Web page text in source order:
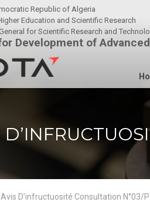
Republic of Algeria
Education and Scientific Research
for Scientific Research and
Development of
Avis D’infructuosité Consultation N°03/